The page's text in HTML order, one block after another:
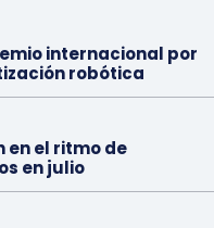
internacional por
robótica
en el ritmo de
en julio